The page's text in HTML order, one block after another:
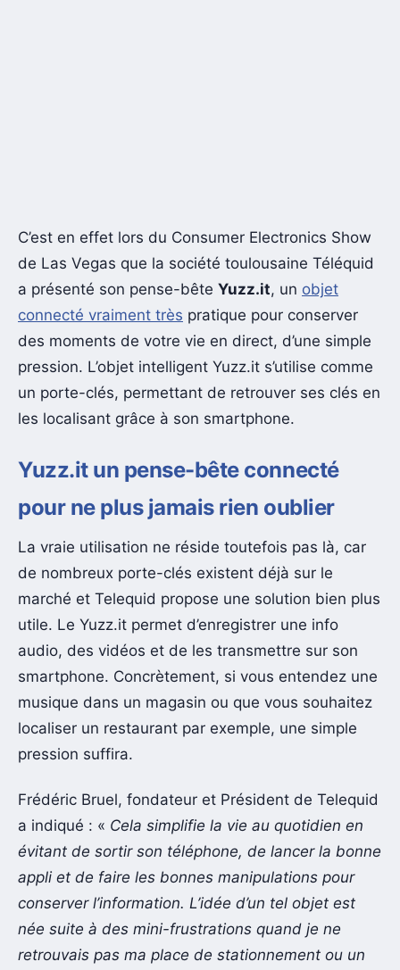
C’est en effet lors du Consumer Electronics Show
de Las Vegas que la société toulousaine Téléquid
a présenté son pense-bête Yuzz.it, un objet
connecté vraiment très pratique pour conserver
des moments de votre vie en direct, d’une simple
pression. L’objet intelligent Yuzz.it s’utilise comme
un porte-clés, permettant de retrouver ses clés en
les localisant grâce à son smartphone.
Yuzz.it un pense-bête connecté
pour ne plus jamais rien oublier
La vraie utilisation ne réside toutefois pas là, car
de nombreux porte-clés existent déjà sur le
marché et Telequid propose une solution bien plus
utile. Le Yuzz.it permet d’enregistrer une info
audio, des vidéos et de les transmettre sur son
smartphone. Concrètement, si vous entendez une
musique dans un magasin ou que vous souhaitez
localiser un restaurant par exemple, une simple
pression suffira.
Frédéric Bruel, fondateur et Président de Telequid
a indiqué : « Cela simplifie la vie au quotidien en
évitant de sortir son téléphone, de lancer la bonne
appli et de faire les bonnes manipulations pour
conserver l’information. L’idée d’un tel objet est
née suite à des mini-frustrations quand je ne
retrouvais pas ma place de stationnement ou un